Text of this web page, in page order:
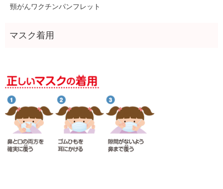
頸がんワクチンパンフレット